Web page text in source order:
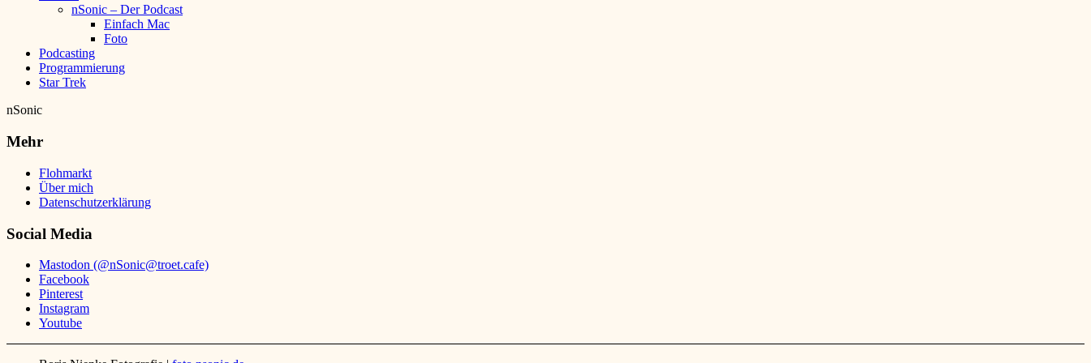
nSonic – Der Podcast
Einfach Mac
Foto
Podcasting
Programmierung
Star Trek
nSonic
Mehr
Flohmarkt
Über mich
Datenschutzerklärung
Social Media
Mastodon (@nSonic@troet.cafe)
Facebook
Pinterest
Instagram
Youtube